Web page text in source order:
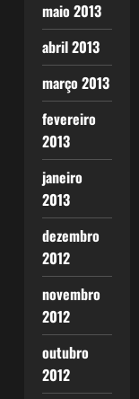
maio 2013
abril 2013
março 2013
fevereiro
2013
janeiro
2013
dezembro
2012
novembro
2012
outubro
2012